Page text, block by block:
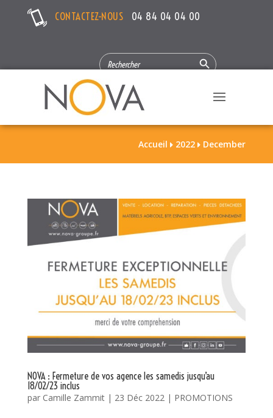
CONTACTEZ-NOUS 04 84 04 04 00
SEARCH
FOR:
Search Button
Accueil  2022  December
NOVA : Fermeture de vos agence les samedis jusqu’au
18/02/23 inclus
par Camille Zammit| 23 Déc 2022| PROMOTIONS